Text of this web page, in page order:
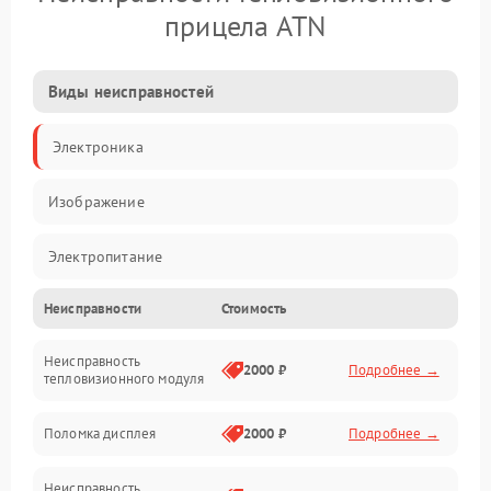
прицела ATN
Виды неисправностей
Электроника
Изображение
Электропитание
Измерения
Матрица
Неисправности Стоимость
Неисправность
тепловизионного модуля
2000 ₽ Подробнее →
Поломка дисплея 2000 ₽ Подробнее →